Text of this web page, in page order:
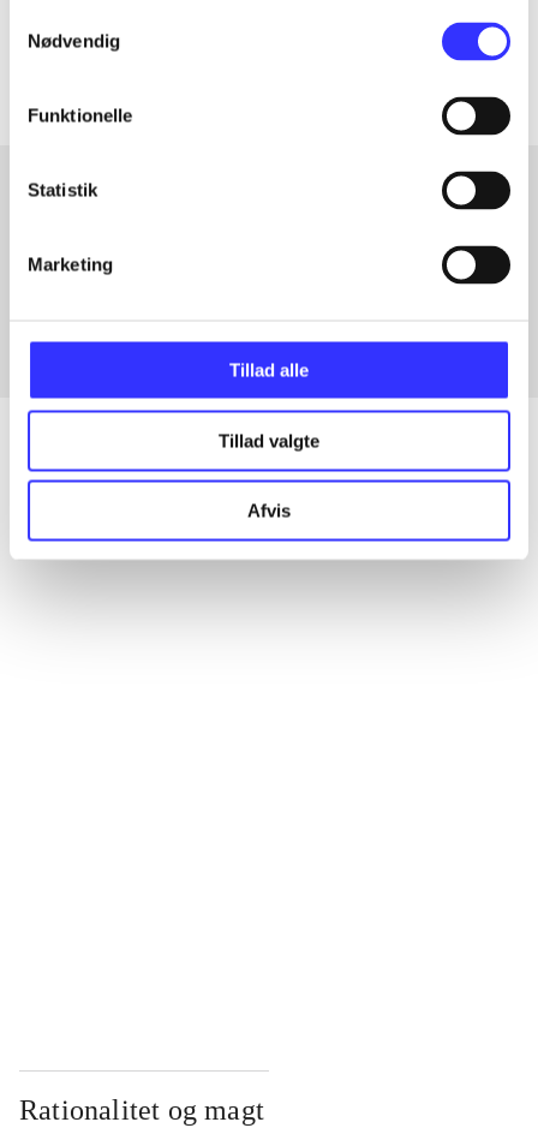
Nødvendig
Funktionelle
Statistik
Marketing
Tillad alle
Tillad valgte
Afvis
Artiklerne i
Fra
Alle registrerede artikler fordelt på udgivelser
Rationalitet og magt